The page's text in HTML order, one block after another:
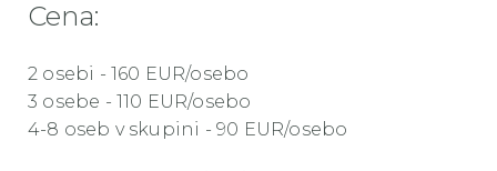
Cena:
2 osebi - 160 EUR/osebo
3 osebe - 110 EUR/osebo
4-8 oseb v skupini - 90 EUR/osebo